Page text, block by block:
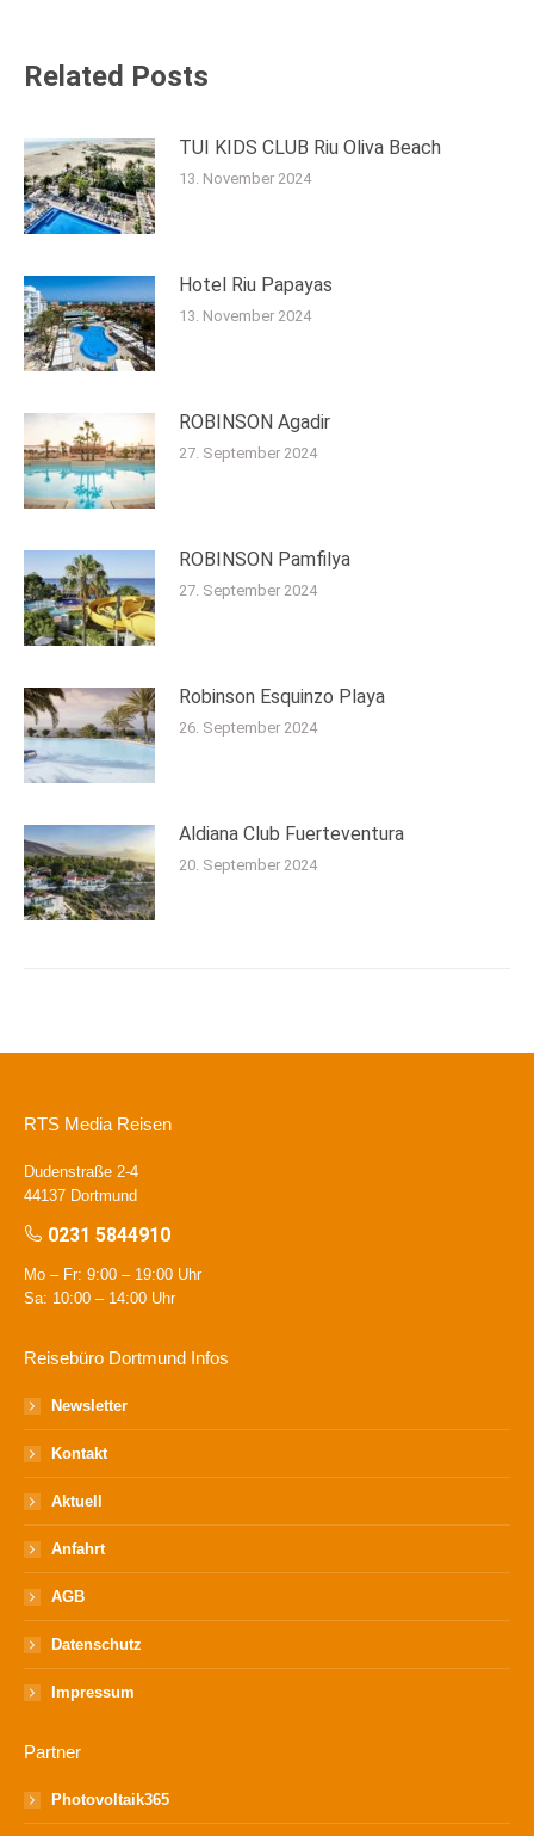
Related Posts
TUI KIDS CLUB Riu Oliva Beach
13. November 2024
Hotel Riu Papayas
13. November 2024
ROBINSON Agadir
27. September 2024
ROBINSON Pamfilya
27. September 2024
Robinson Esquinzo Playa
26. September 2024
Aldiana Club Fuerteventura
20. September 2024
RTS Media Reisen
Dudenstraße 2-4
44137 Dortmund
0231 5844910
Mo – Fr: 9:00 – 19:00 Uhr
Sa: 10:00 – 14:00 Uhr
Reisebüro Dortmund Infos
Newsletter
Kontakt
Aktuell
Anfahrt
AGB
Datenschutz
Impressum
Partner
Photovoltaik365